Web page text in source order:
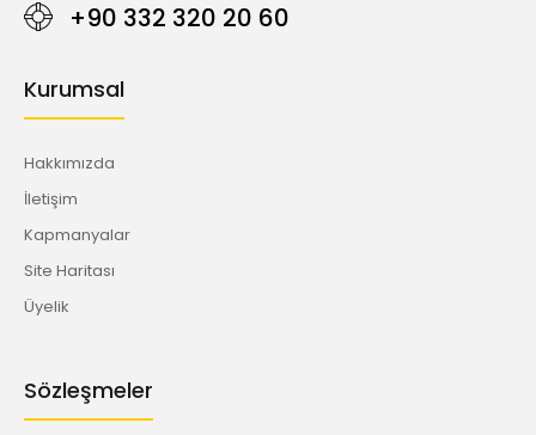
+90 332 320 20 60
Kurumsal
Hakkımızda
İletişim
Kapmanyalar
Site Haritası
Üyelik
Sözleşmeler